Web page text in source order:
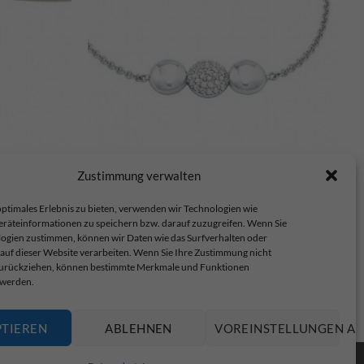
Zustimmung verwalten
Erlebnis zu bieten, verwenden wir Technologien wie
zu speichern bzw. darauf zuzugreifen. Wenn Sie
zustimmen, können wir Daten wie das Surfverhalten oder
dieser Website verarbeiten. Wenn Sie Ihre Zustimmung nicht
können bestimmte Merkmale und Funktionen
ABLEHNEN VOREINSTELLUNGEN
€69,99